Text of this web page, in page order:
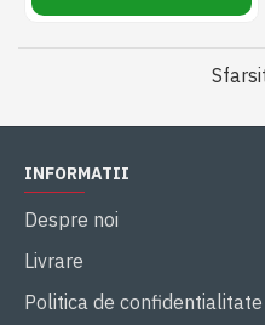
INFORMATII
Despre noi
Livrare
Politica de confidentialitate